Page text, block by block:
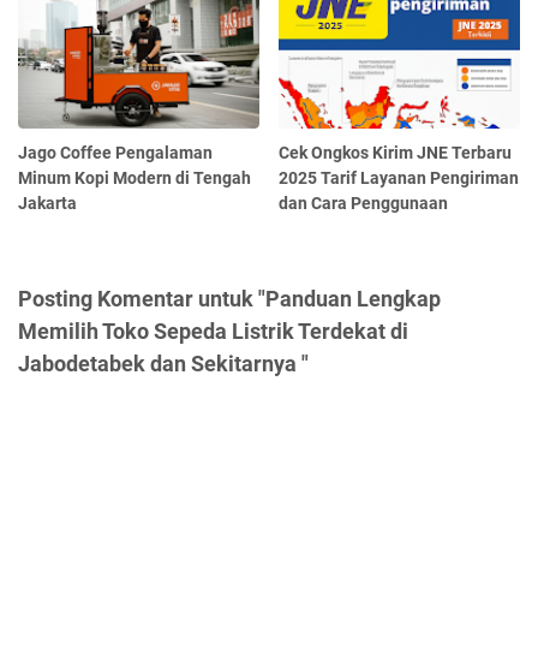
Jago Coffee Pengalaman
Minum Kopi Modern di Tengah
Jakarta
Cek Ongkos Kirim JNE Terbaru
2025 Tarif Layanan Pengiriman
dan Cara Penggunaan
Posting Komentar untuk "Panduan Lengkap
Memilih Toko Sepeda Listrik Terdekat di
Jabodetabek dan Sekitarnya "